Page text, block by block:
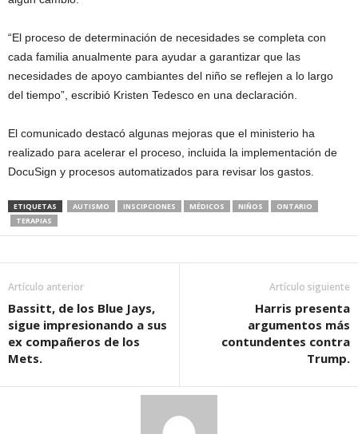
“El proceso de determinación de necesidades se completa con
cada familia anualmente para ayudar a garantizar que las
necesidades de apoyo cambiantes del niño se reflejen a lo largo
del tiempo”, escribió Kristen Tedesco en una declaración.
El comunicado destacó algunas mejoras que el ministerio ha
realizado para acelerar el proceso, incluida la implementación de
DocuSign y procesos automatizados para revisar los gastos.
ETIQUETAS AUTISMO INSCIPCIONES MÉDICOS NIÑOS
ONTARIO
TERAPIAS
Artículo anterior
Bassitt, de los Blue Jays,
sigue impresionando a sus
ex compañeros de los
Mets.
Artículo siguiente
Harris presenta
argumentos más
contundentes contra
Trump.